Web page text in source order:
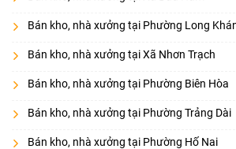
Bán kho, nhà xưởng tại Phường Long
Bán kho, nhà xưởng tại Xã Nhơn Trạch
Bán kho, nhà xưởng tại Phường Biên Hòa
Bán kho, nhà xưởng tại Phường Trảng Dài
Bán kho, nhà xưởng tại Phường Hố Nai